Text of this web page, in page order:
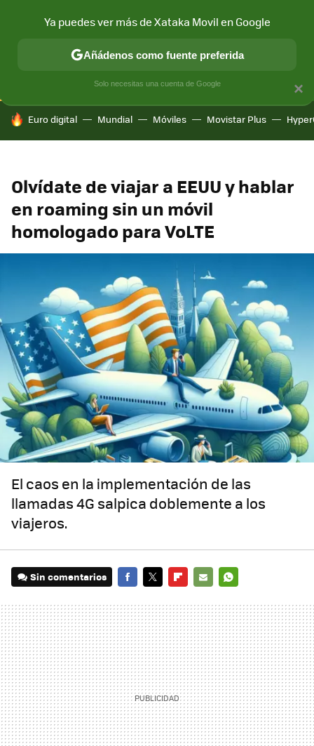
CONECTIVIDAD MÓVIL Y SOCIEDAD APLICACIONES
HOY SE HABLA DE
Euro digital Mundial Móviles Movistar Plus
Olvídate de viajar a EEUU y hablar
en roaming sin un móvil
homologado para VoLTE
El caos en la implementación de las
llamadas 4G salpica doblemente a los
viajeros.
Sin comentarios
MAIL
×
Ya puedes ver más de Xataka Movil en Google
Añádenos como fuente preferida
Solo necesitas una cuenta de Google